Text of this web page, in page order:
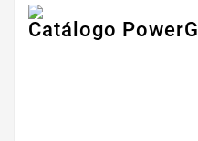
Catálogo PowerG